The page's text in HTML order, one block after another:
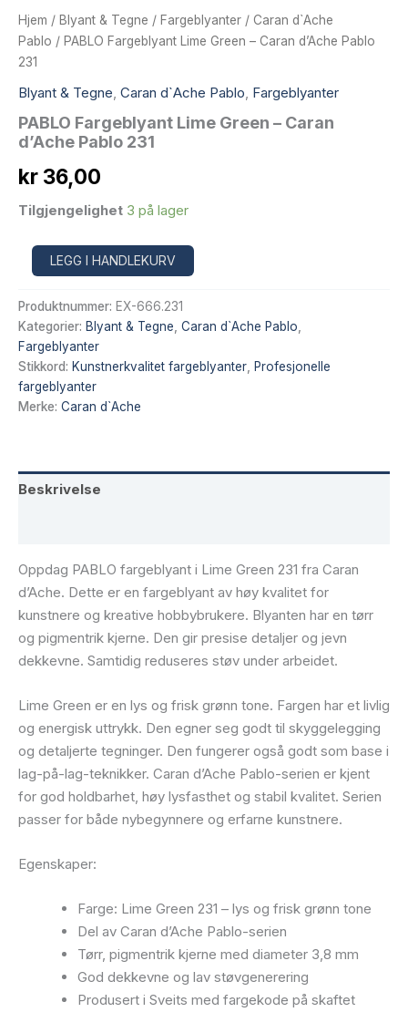
Hjem / Blyant & Tegne / Fargeblyanter / Caran d`Ache
Pablo / PABLO Fargeblyant Lime Green – Caran d’Ache Pablo
231
Blyant & Tegne, Caran d`Ache Pablo, Fargeblyanter
PABLO Fargeblyant Lime Green – Caran
d’Ache Pablo 231
kr 36,00
Tilgjengelighet 3 på lager
PABLO
Fargeblyant
Green
–
Caran
d’Ache
Pablo
231
LEGG I HANDLEKURV
Produktnummer: EX-666.231
Kategorier: Blyant & Tegne Caran d`Ache Pablo
Fargeblyanter
Stikkord: Kunstnerkvalitet fargeblyanter Profesjonelle
fargeblyanter
Merke: Caran d`Ache
Beskrivelse
Oppdag PABLO fargeblyant i Lime Green 231 fra Caran
d’Ache. Dette er en fargeblyant av høy kvalitet for
kunstnere og kreative hobbybrukere. Blyanten har en tørr
og pigmentrik kjerne. Den gir presise detaljer og jevn
dekkevne. Samtidig reduseres støv under arbeidet.
Lime Green er en lys og frisk grønn tone. Fargen har et livlig
og energisk uttrykk. Den egner seg godt til skyggelegging
og detaljerte tegninger. Den fungerer også godt som base i
lag-på-lag-teknikker. Caran d’Ache Pablo-serien er kjent
for god holdbarhet, høy lysfasthet og stabil kvalitet. Serien
passer for både nybegynnere og erfarne kunstnere.
Egenskaper:
Farge: Lime Green 231 – lys og frisk grønn tone
Del av Caran d’Ache Pablo-serien
Tørr, pigmentrik kjerne med diameter 3,8 mm
God dekkevne og lav støvgenerering
Produsert i Sveits med fargekode på skaftet